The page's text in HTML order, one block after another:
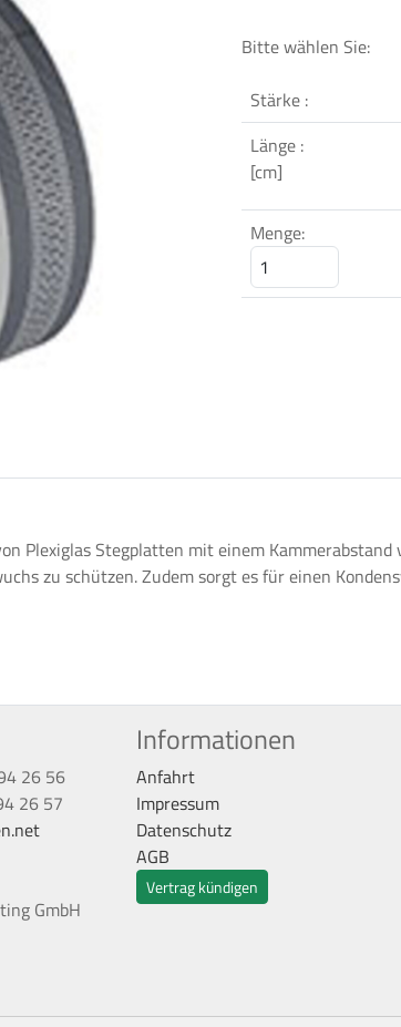
Bitte wählen Sie:
Stärke :
Länge :
[cm]
Menge:
Plexiglas Stegplatten mit einem
zu schützen. Zudem sorgt es für einen
26 56
26 57
GmbH
Informationen
Anfahrt
Impressum
Datenschutz
AGB
Vertrag kündigen